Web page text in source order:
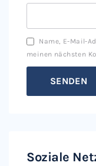
Name, E-Mail-
meinen nächsten
Soziale